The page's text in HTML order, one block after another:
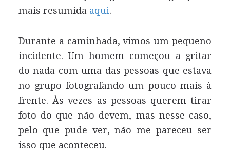
mais resumida aqui.
Durante a caminhada, vimos um pequeno
incidente. Um homem começou a gritar
do nada com uma das pessoas que estava
no grupo fotografando um pouco mais à
frente. Às vezes as pessoas querem tirar
foto do que não devem, mas nesse caso,
pelo que pude ver, não me pareceu ser
isso que aconteceu.